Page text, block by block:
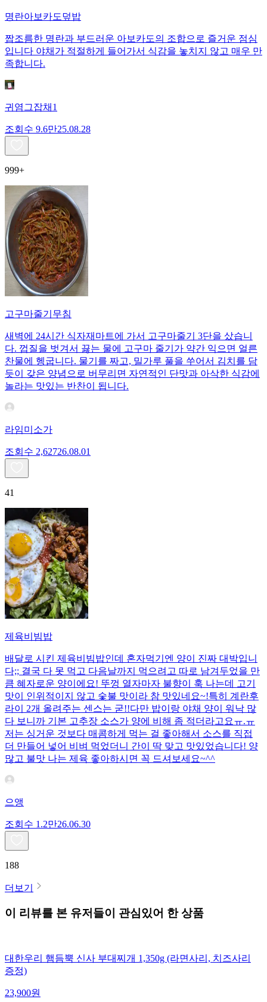
명란아보카도덮밥
짭조름한 명란과 부드러운 아보카도의 조합으로 즐거운 점심
입니다 야채가 적절하게 들어가서 식감을 놓치지 않고 매우 만
족합니다.
귀염그잡채1
조회수 9.6만25.08.28
999+
고구마줄기무침
새벽에 24시간 식자재마트에 가서 고구마줄기 3단을 샀습니
다. 껍질을 벗겨서 끓는 물에 고구마 줄기가 약간 익으면 얼른
찬물에 헹굽니다. 물기를 짜고, 밀가루 풀을 쑤어서 김치를 담
듯이 갖은 양념으로 버무리면 자연적인 단맛과 아삭한 식감에
놀라는 맛있는 반찬이 됩니다.
라임미소가
조회수 2,62726.08.01
41
제육비빔밥
배달로 시킨 제육비빔밥인데 혼자먹기엔 양이 진짜 대박입니
다;; 결국 다 못 먹고 다음날까지 먹으려고 따로 남겨두었을 만
큼 혜자로운 양이에요! 뚜껑 열자마자 불향이 훅 나는데 고기
맛이 인위적이지 않고 숯불 맛이라 참 맛있네요~!특히 계란후
라이 2개 올려주는 센스는 굳!! ​다만 밥이랑 야채 양이 워낙 많
다 보니까 기본 고추장 소스가 양에 비해 좀 적더라고요ㅠ.ㅠ
저는 싱거운 것보다 매콤하게 먹는 걸 좋아해서 소스를 직접
더 만들어 넣어 비벼 먹었더니 간이 딱 맞고 맛있었습니다! 양
많고 불맛 나는 제육 좋아하시면 꼭 드셔보세요~^^
으앵
조회수 1.2만26.06.30
188
더보기
이 리뷰를 본 유저들이 관심있어 한 상품
대한우리 햄듬뿍 신사 부대찌개 1,350g (라면사리, 치즈사리
증정)
23,900원